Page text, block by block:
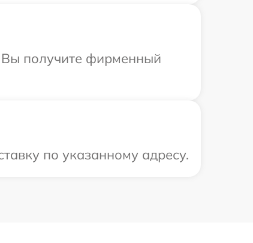
Вы получите фирменный
по указанному адресу.